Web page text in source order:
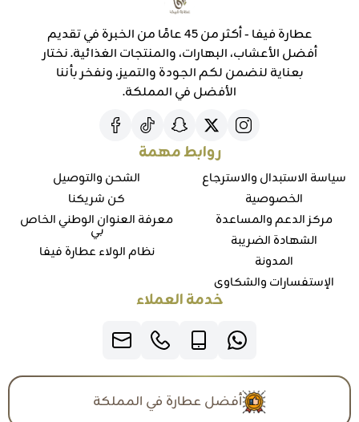
عطارة فيفا - أكثر من 45 عامًا من الخبرة في تقديم
أفضل الأعشاب، البهارات، والمنتجات الغذائية. نختار
بعناية لنضمن لكم الجودة والتميز، ونفخر بأننا
الأفضل في المملكة.
روابط مهمة
سياسة الاستبدال والاسترجاع
الخصوصية
مركز الدعم والمساعدة
الشهادة الضريبة
المدونة
الإستفسارات والشكاوي
الشحن والتوصيل
كن شريكنا
معرفة العنوان الوطني الخاص
بي
نظام الولاء عطارة فيفا
خدمة العملاء
أفضل عطارة في المملكة